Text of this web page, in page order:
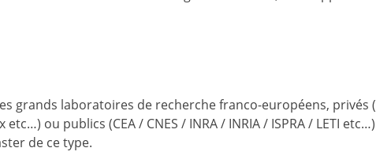
grands laboratoires de recherche franco-européens, privés
ou publics (CEA / CNES / INRA / INRIA / ISPRA / LETI
de ce type.